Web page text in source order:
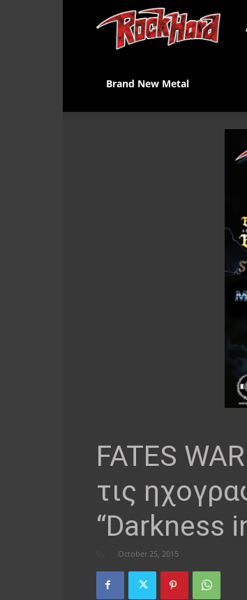
Brand New Metal
FATES
τις
“Darkness
October 25, 2015